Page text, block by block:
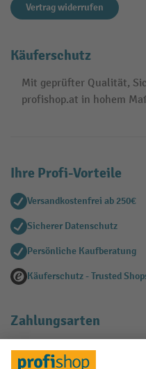
Vertrag widerrufen
Käuferschutz
Mit geprüfter Qualität,
profishop.at in hohem
Ihre Profi-Vorteile
Versandkostenfrei ab 250€
Sicherer Datenschutz
Persönliche Kaufberatung
Käuferschutz - Trusted
Zahlungsarten
Creditcard (Master)